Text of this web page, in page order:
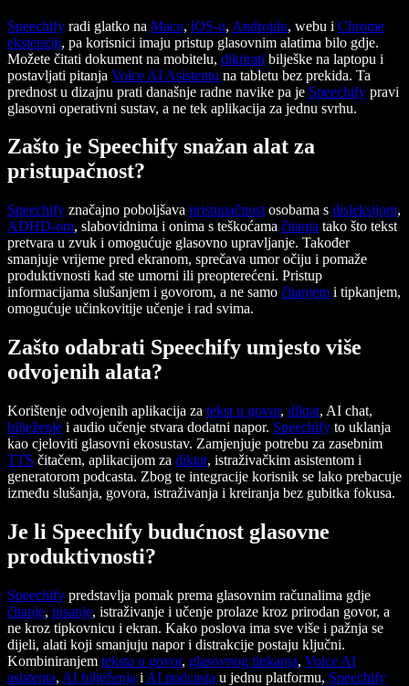
Speechify radi glatko na Macu, iOS-u, Androidu, webu i Chrome
ekstenziji, pa korisnici imaju pristup glasovnim alatima bilo gdje.
Možete čitati dokument na mobitelu, diktirati bilješke na laptopu i
postavljati pitanja Voice AI Asistentu na tabletu bez prekida. Ta
prednost u dizajnu prati današnje radne navike pa je Speechify pravi
glasovni operativni sustav, a ne tek aplikacija za jednu svrhu.
Zašto je Speechify snažan alat za
pristupačnost?
Speechify značajno poboljšava pristupačnost osobama s disleksijom,
ADHD-om, slabovidnima i onima s teškoćama čitanja tako što tekst
pretvara u zvuk i omogućuje glasovno upravljanje. Također
smanjuje vrijeme pred ekranom, sprečava umor očiju i pomaže
produktivnosti kad ste umorni ili preopterećeni. Pristup
informacijama slušanjem i govorom, a ne samo čitanjem i tipkanjem,
omogućuje učinkovitije učenje i rad svima.
Zašto odabrati Speechify umjesto više
odvojenih alata?
Korištenje odvojenih aplikacija za tekst u govor, diktat, AI chat,
bilježenje i audio učenje stvara dodatni napor. Speechify to uklanja
kao cjeloviti glasovni ekosustav. Zamjenjuje potrebu za zasebnim
TTS čitačem, aplikacijom za diktat, istraživačkim asistentom i
generatorom podcasta. Zbog te integracije korisnik se lako prebacuje
između slušanja, govora, istraživanja i kreiranja bez gubitka fokusa.
Je li Speechify budućnost glasovne
produktivnosti?
Speechify predstavlja pomak prema glasovnim računalima gdje
čitanje, pisanje, istraživanje i učenje prolaze kroz prirodan govor, a
ne kroz tipkovnicu i ekran. Kako poslova ima sve više i pažnja se
dijeli, alati koji smanjuju napor i distrakcije postaju ključni.
Kombiniranjem teksta u govor, glasovnog tipkanja, Voice AI
asistenta, AI bilježenja i AI podcasta u jednu platformu, Speechify